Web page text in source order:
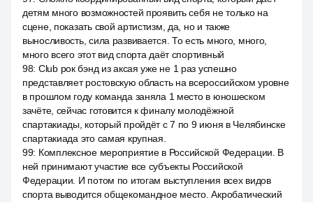
детям много возможностей проявить себя не только на
сцене, показать свой артистизм, да, но и также
выносливость, сила развивается. То есть много, много,
много всего этот вид спорта даёт спортивный
98: Club рок бэнд из аксая уже не 1 раз успешно
представляет ростовскую область на всероссийском уровне
в прошлом году команда заняла 1 место в юношеском
зачёте, сейчас готовится к финалу молодёжной
спартакиады, который пройдёт с 7 по 9 июня в Челябинске
спартакиада это самая крупная.
99: Комплексное мероприятие в Российской Федерации. В
ней принимают участие все субъекты Российской
Федерации. И потом по итогам выступления всех видов
спорта выводится общекомандное место. Акробатический